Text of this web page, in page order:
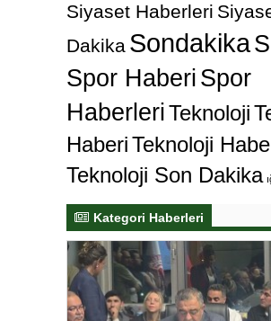
Siyaset Haberleri
Dakika Sondakika
Spor Haberi Spor
HaberleriTeknoloji
HaberiTeknoloji
Teknoloji Son Dakika
Kategori Haberleri